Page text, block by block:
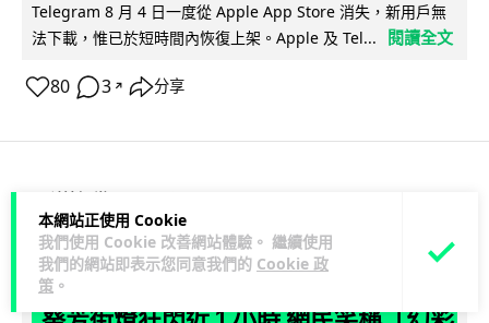
本網站正使用 Cookie
我們使用 Cookie 改善網站體驗。 繼續使用
我們的網站即表示您同意我們的 Cookie 政
策 。
Telegram 8 月 4 日一度從 Apple App Store 消失，新用戶無
法下載，惟已於短時間內恢復上架。Apple 及 Tel...
閱讀全文
80 3 ↗ 分享
Lawton 1 日